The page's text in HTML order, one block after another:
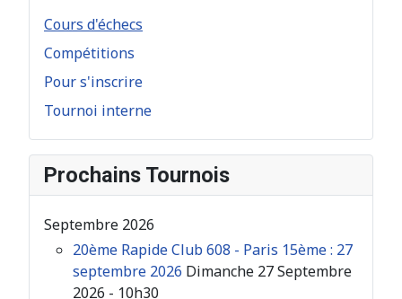
Cours d'échecs
Compétitions
Pour s'inscrire
Tournoi interne
Prochains Tournois
Septembre 2026
20ème Rapide Club 608 - Paris 15ème : 27
septembre 2026 Dimanche 27 Septembre
2026 - 10h30